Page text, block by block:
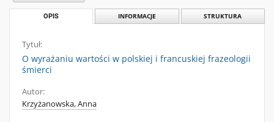
OPIS INFORMACJE STRUKTURA
Tytuł:
O wyrażaniu wartości w polskiej i francuskiej frazeologii
śmierci
Autor:
Krzyżanowska, Anna